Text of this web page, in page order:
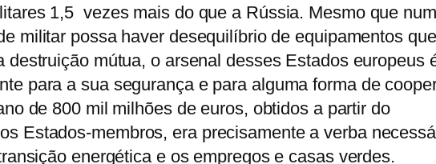
1,5 vezes mais do que a Rússia. Mesmo que
militar possa haver desequilíbrio de equipamentos
destruição mútua, o arsenal desses Estados europeus
para a sua segurança e para alguma forma de
de 800 mil milhões de euros, obtidos a partir do
Estados-membros, era precisamente a verba
energética e os empregos e casas verdes.